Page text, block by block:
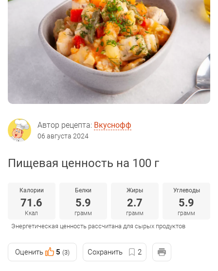
Автор рецепта: Вкуснофф
06 августа 2024
Пищевая ценность на 100 г
Калории
71.6
Ккал
Белки
5.9
грамм
Жиры
2.7
грамм
Углеводы
5.9
грамм
Энергетическая ценность рассчитана для сырых продуктов
Оценить 5 (3) Сохранить 2